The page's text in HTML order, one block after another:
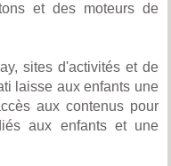
et des moteurs de
sites d'activités et de
laisse aux enfants une
aux contenus pour
aux enfants et une